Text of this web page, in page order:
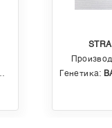
Генетика: